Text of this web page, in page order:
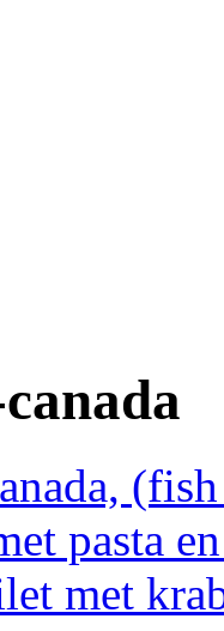
pasta
met